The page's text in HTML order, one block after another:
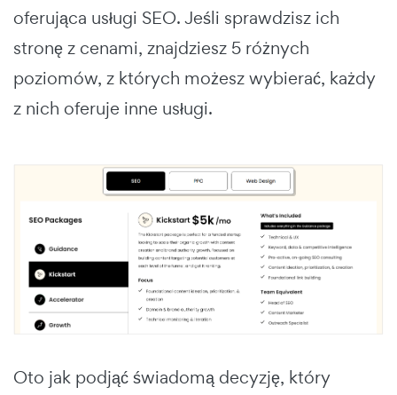
oferująca usługi SEO. Jeśli sprawdzisz ich
stronę z cenami, znajdziesz 5 różnych
poziomów, z których możesz wybierać, każdy
z nich oferuje inne usługi.
Oto jak podjąć świadomą decyzję, który